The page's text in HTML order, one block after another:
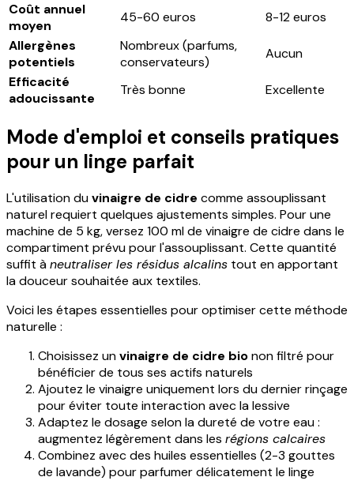
Coût annuel
moyen
45-60 euros
8-12 euros
Allergènes
potentiels
Nombreux (parfums,
conservateurs)
Aucun
Efficacité
adoucissante
Très bonne Excellente
Mode d'emploi et conseils pratiques
pour un linge parfait
L'utilisation duvinaigre de cidre comme assouplissant
naturel requiert quelques ajustements simples. Pour une
machine de 5 kg, versez 100 ml de vinaigre de cidre dans le
compartiment prévu pour l'assouplissant. Cette quantité
suffit àneutraliser les résidus alcalins tout en apportant
la douceur souhaitée aux textiles.
Voici les étapes essentielles pour optimiser cette méthode
naturelle :
Choisissez unvinaigre de cidre bionon filtré pour
bénéficier de tous ses actifs naturels
Ajoutez le vinaigre uniquement lors du dernier rinçage
pour éviter toute interaction avec la lessive
Adaptez le dosage selon la dureté de votre eau :
augmentez légèrement dans les régions calcaires
Combinez avec des huiles essentielles (2-3 gouttes
de lavande) pour parfumer délicatement le linge